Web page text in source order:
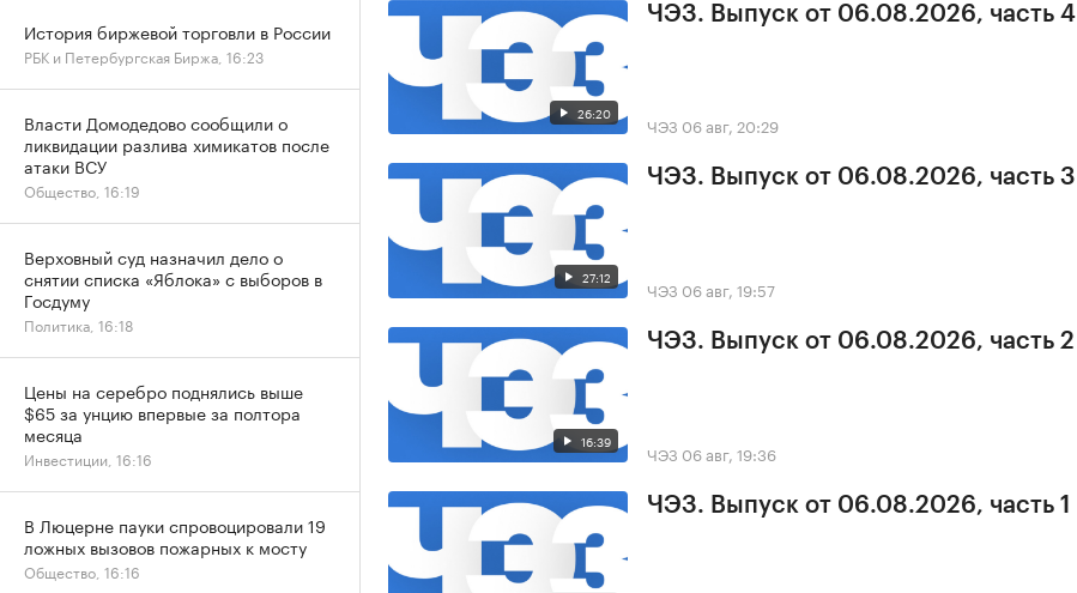
26:20
ЧЭЗ. Выпуск от 06.08.2026, часть 4
ЧЭЗ 06 авг, 20:29
27:12
ЧЭЗ. Выпуск от 06.08.2026, часть 3
ЧЭЗ 06 авг, 19:57
16:39
ЧЭЗ. Выпуск от 06.08.2026, часть 2
ЧЭЗ 06 авг, 19:36
ЧЭЗ. Выпуск от 06.08.2026, часть 1
История биржевой торговли в России
РБК и Петербургская Биржа, 16:23
Власти Домодедово сообщили о
ликвидации разлива химикатов после
атаки ВСУ
Общество, 16:19
Верховный суд назначил дело о
снятии списка «Яблока» с выборов в
Госдуму
Политика, 16:18
Цены на серебро поднялись выше
$65 за унцию впервые за полтора
месяца
Инвестиции, 16:16
В Люцерне пауки спровоцировали 19
ложных вызовов пожарных к мосту
Общество, 16:16